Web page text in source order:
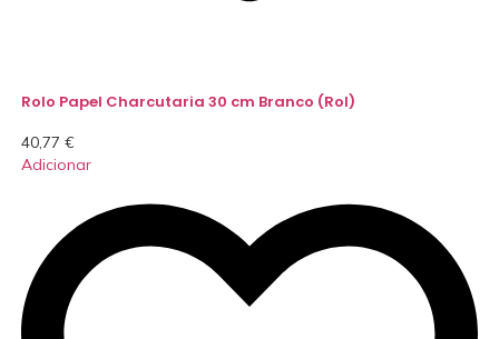
Rolo Papel Charcutaria 30 cm Branco (Rol)
40,77 €
Adicionar